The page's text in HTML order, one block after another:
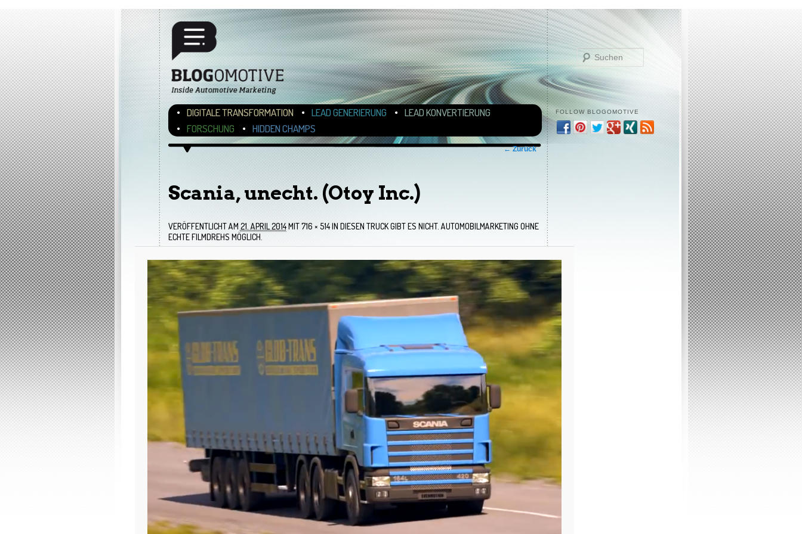
Hauptmenü
ZUM INHALT WECHSELN
ZUM SEKUNDÄREN INHALT WECHSELN
DIGITALE TRANSFORMATION LEAD GENERIERUNG
LEAD KONVERTIERUNG
FORSCHUNG
HIDDEN CHAMPS
FOLLOW BLOGOMOTIVE
Bilder-Navigation ← Zurück
Scania, unecht. (Otoy Inc.)
VERÖFFENTLICHT AM 21. APRIL 2014MIT716 × 514IN DIESEN TRUCK GIBT ES NICHT. AUTOMOBILMARKETING OHNE
ECHTE FILMDREHS MÖGLICH.